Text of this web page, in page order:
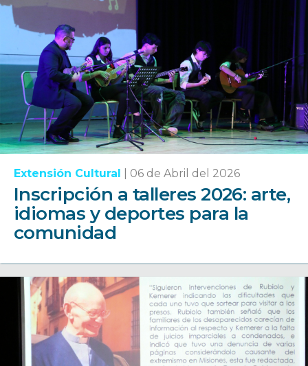
Extensión Cultural 06 de Abril del 2026
Inscripción a talleres 2026: arte,
idiomas y deportes para la
comunidad